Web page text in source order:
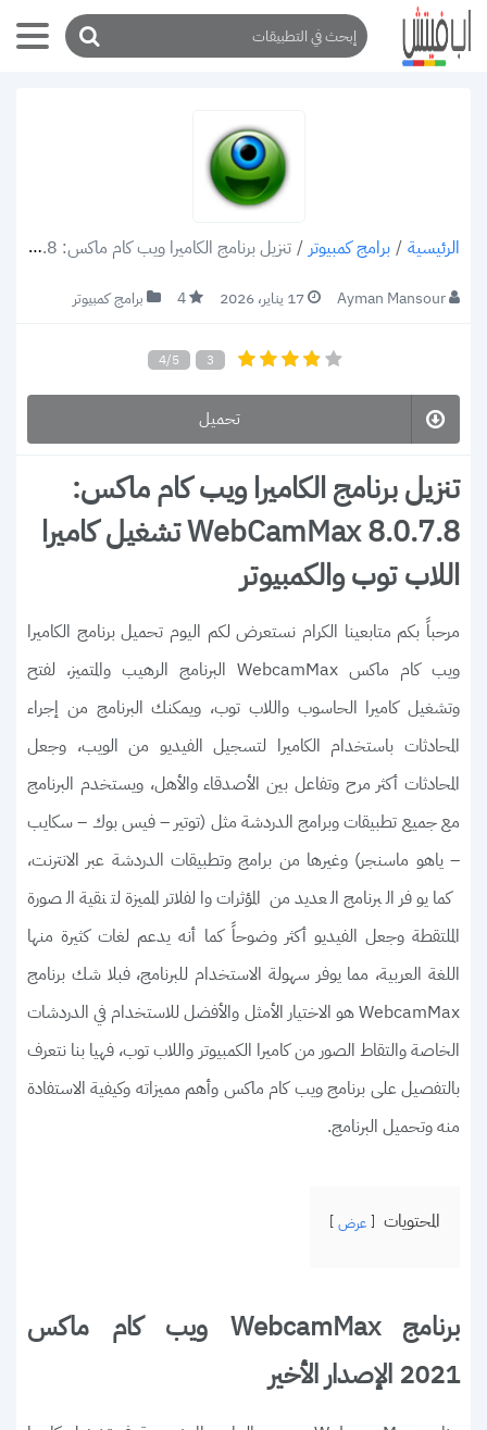
الرئيسية / برامج كمبيوتر / تنزيل برنامج الكاميرا ويب كام ماكس: WebCamMax 8.0.7.8 تشغيل كاميرا اللاب توب والكمبيوتر
Ayman Mansour 17 يناير، 2026 4 برامج كمبيوتر
4/5 3
تحميل
تنزيل برنامج الكاميرا ويب كام ماكس:
WebCamMax 8.0.7.8 تشغيل كاميرا
اللاب توب والكمبيوتر
مرحباً بكم متابعينا الكرام نستعرض لكم اليوم تحميل برنامج الكاميرا
ويب كام ماكس WebcamMax البرنامج الرهيب والمتميز، لفتح
وتشغيل كاميرا الحاسوب واللاب توب، ويمكنك البرنامج من إجراء
المحادثات باستخدام الكاميرا لتسجيل الفيديو من الويب، وجعل
المحادثات أكثر مرح وتفاعل بين الأصدقاء والأهل، ويستخدم البرنامج
مع جميع تطبيقات وبرامج الدردشة مثل (توتير – فيس بوك – سكايب
– ياهو ماسنجر) وغيرها من برامج وتطبيقات الدردشة عبر الانترنت،
كما يوفر البرنامج العديد من المؤثرات والفلاتر المميزة لتنقية الصورة
الملتقطة وجعل الفيديو أكثر وضوحاً كما أنه يدعم لغات كثيرة منها
اللغة العربية، مما يوفر سهولة الاستخدام للبرنامج، فبلا شك برنامج
WebcamMax هو الاختيار الأمثل والأفضل للاستخدام في الدردشات
الخاصة والتقاط الصور من كاميرا الكمبيوتر واللاب توب، فهيا بنا نتعرف
بالتفصيل على برنامج ويب كام ماكس وأهم مميزاته وكيفية الاستفادة
منه وتحميل البرنامج.
المحتويات عرض
برنامج WebcamMax ويب كام ماكس
2021 الإصدار الأخير